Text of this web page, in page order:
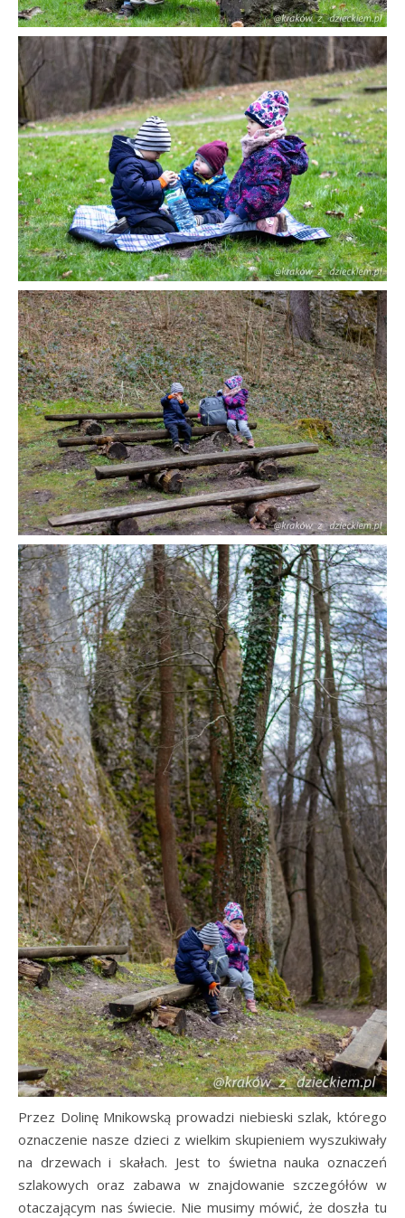
Przez Dolinę Mnikowską prowadzi niebieski szlak, którego
oznaczenie nasze dzieci z wielkim skupieniem wyszukiwały
na drzewach i skałach. Jest to świetna nauka oznaczeń
szlakowych oraz zabawa w znajdowanie szczegółów w
otaczającym nas świecie. Nie musimy mówić, że doszła tu